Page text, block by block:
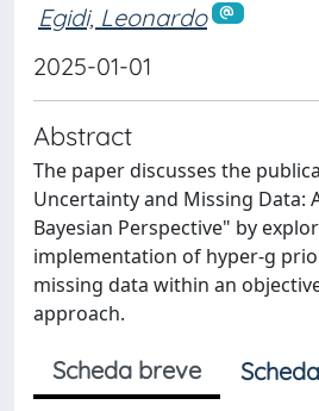
Egidi, Leonardo
2025-01-01
Abstract
The paper discusses the
Uncertainty and Missing Data:
Bayesian Perspective" by
implementation of hyper-g
missing data within an
approach.
Scheda breve